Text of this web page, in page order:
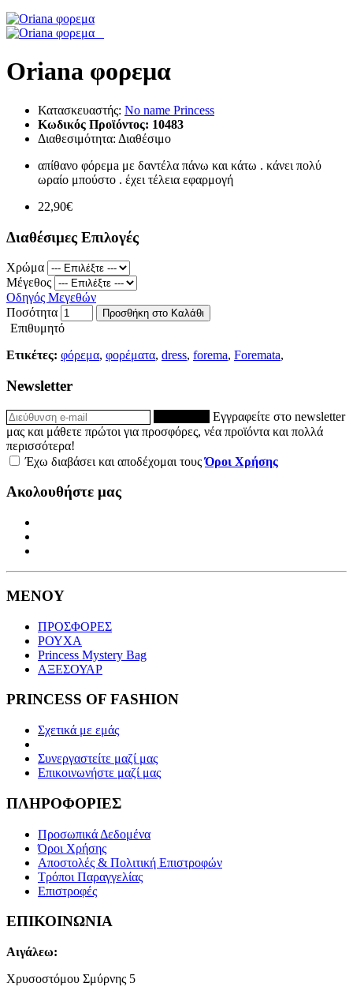
Oriana φορεμα
Κατασκευαστής: No name Princess
Κωδικός Προϊόντος: 10483
Διαθεσιμότητα: Διαθέσιμο
απίθανο φόρεμa με δαντέλα πάνω και κάτω . κάνει πολύ
ωραίο μπούστο . έχει τέλεια εφαρμογή
22,90€
Διαθέσιμες Επιλογές
Χρώμα
Μέγεθος
Οδηγός Μεγεθών
Ποσότητα
Προσθήκη στο Καλάθι
Επιθυμητό
Ετικέτες: φόρεμα, φορέματα, dress, forema, Foremata,
Newsletter
Εγγραφείτε στο newsletter
μας και μάθετε πρώτοι για προσφόρες, νέα προϊόντα και πολλά
περισσότερα!
Έχω διαβάσει και αποδέχομαι τουςΌροι Χρήσης
Ακολουθήστε μας
ΜΕΝΟΥ
ΠΡΟΣΦΟΡΕΣ
ΡΟΥΧΑ
Princess Mystery Bag
ΑΞΕΣΟΥΑΡ
PRINCESS OF FASHION
Σχετικά με εμάς
Συνεργαστείτε μαζί μας
Επικοινωνήστε μαζί μας
ΠΛΗΡΟΦΟΡΙΕΣ
Προσωπικά Δεδομένα
Όροι Χρήσης
Αποστολές & Πολιτική Επιστροφών
Τρόποι Παραγγελίας
Επιστροφές
ΕΠΙΚΟΙΝΩΝΙΑ
Αιγάλεω:
Χρυσοστόμου Σμύρνης 5